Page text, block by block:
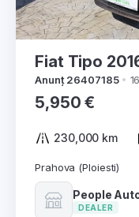
Fiat Tipo
Anunț 26407185
5,950 €
230,000 km
Prahova (Ploiesti)
People
DEALER